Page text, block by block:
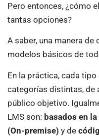
Pero entonces, ¿cómo
tantas opciones?
A saber, una manera
modelos básicos de
En la práctica, cada tipo
categorías distintas, de
público objetivo.
LMS son: basados en la
(On-premise) y de